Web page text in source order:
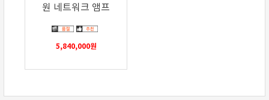
원 네트워크 앰프
5,840,000원